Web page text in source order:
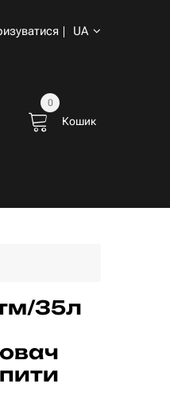
UA
Кошик
0
35л